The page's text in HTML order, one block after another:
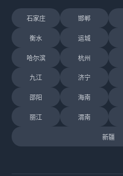
石家庄 邯郸
衡水 运城
哈尔滨 杭州
九江 济宁
邵阳 海南
丽江 渭南
新疆